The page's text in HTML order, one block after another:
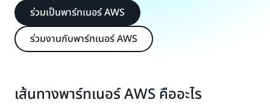
ร่วมเป็นพาร์ทเนอร์ AWS
ร่วมงานกับพาร์ทเนอร์ AWS
เส้นทางพาร์ทเนอร์ AWS คืออะไร